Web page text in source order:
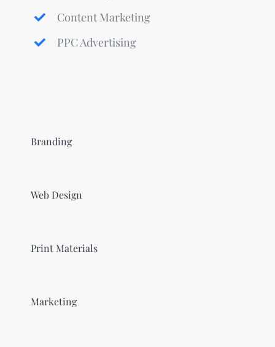
Content Marketing
PPC Advertising
Branding
Web Design
Print Materials
Marketing